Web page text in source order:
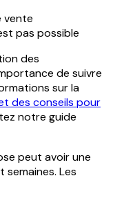
vente
pas possible
des
de suivre
sur la
des conseils pour
notre guide
peut avoir une
Les